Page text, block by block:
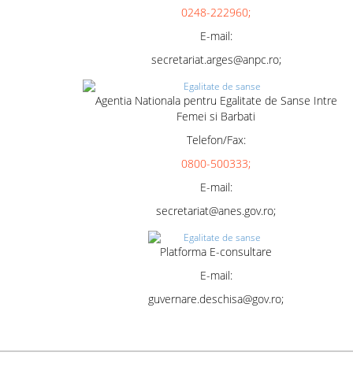
0248-222960;
E-mail:
secretariat.arges@anpc.ro;
Agentia Nationala pentru Egalitate de Sanse Intre
Femei si Barbati
Telefon/Fax:
0800-500333;
E-mail:
secretariat@anes.gov.ro;
Platforma E-consultare
E-mail:
guvernare.deschisa@gov.ro;